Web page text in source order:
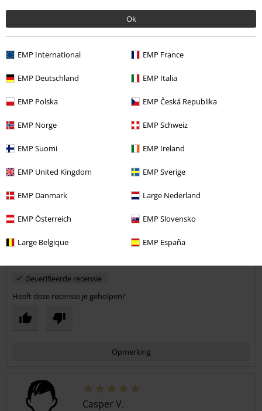
Ok
EMP International EMP France
EMP Deutschland EMP Italia
EMP Polska EMP Česká Republika
EMP Norge EMP Schweiz
EMP Suomi EMP Ireland
EMP United Kingdom EMP Sverige
EMP Danmark Large Nederland
EMP Österreich EMP Slovensko
Large Belgique EMP España
Opmerking
Commentaar versturen
Korte broek
De pasvorm rond mijn middel is goed maar de broekspijpen zijn erg
lang en wijd.
Kwaliteit
Ontwerp
Pasvorm
Geverifieerde recensie
Heeft deze recensie je geholpen?
Opmerking
Casper V.